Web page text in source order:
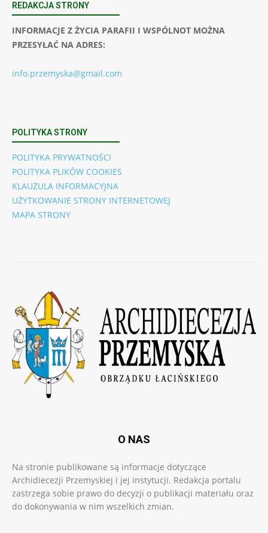
REDAKCJA STRONY
INFORMACJE Z ŻYCIA PARAFII I WSPÓLNOT MOŻNA
PRZESYŁAĆ NA ADRES:
info.przemyska@gmail.com
POLITYKA STRONY
POLITYKA PRYWATNOŚCI
POLITYKA PLIKÓW COOKIES
KLAUZULA INFORMACYJNA
UŻYTKOWANIE STRONY INTERNETOWEJ
MAPA STRONY
O NAS
Na stronie publikowane są informacje dotyczące
Archidiecezji Przemyskiej i jej instytucji. Redakcja portalu
zastrzega sobie prawo do decyzji o publikacji materiału oraz
do dokonywania w nim wszelkich zmian.